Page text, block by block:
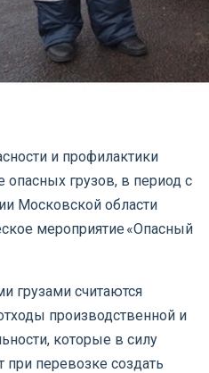
и профилактики
опасных грузов, в период с
Московской области
мероприятие «Опасный
грузами считаются
производственной и
которые в силу
перевозке создать